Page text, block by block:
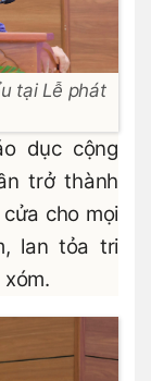
tại Lễ phát
dục cộng
trở thành
cho mọi
lan tỏa tri